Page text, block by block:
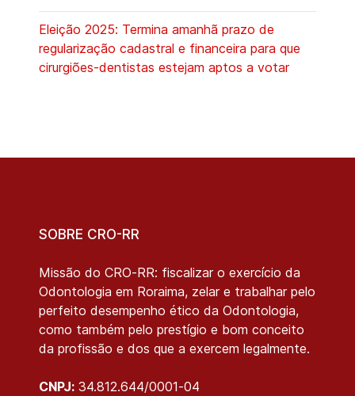
Eleição 2025: Termina amanhã prazo de
regularização cadastral e financeira para que
cirurgiões-dentistas estejam aptos a votar
SOBRE CRO-RR
Missão do CRO-RR: fiscalizar o exercício da
Odontologia em Roraima, zelar e trabalhar pelo
perfeito desempenho ético da Odontologia,
como também pelo prestígio e bom conceito
da profissão e dos que a exercem legalmente.
CNPJ: 34.812.644/0001-04